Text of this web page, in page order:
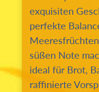
exquisiten
perfekte
süßen Note
ideal für Brot,
raffinierte